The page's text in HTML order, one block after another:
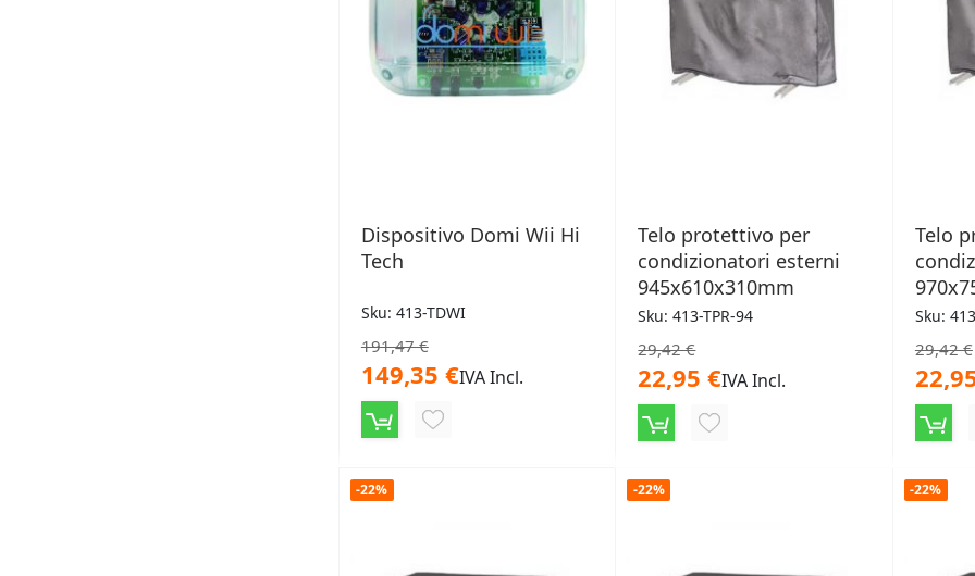
Dispositivo Domi Wii Hi
Tech
Sku: 413-TDWI
191,47 €
149,35 €IVA Incl.
AGGIUNGI
Telo protettivo per
condizionatori esterni
945x610x310mm
Sku: 413-TPR-94
29,42 €
22,95 €IVA Incl.
AGGIUNGI
Telo
Sku:
29,42 €
-22% -22% -22%